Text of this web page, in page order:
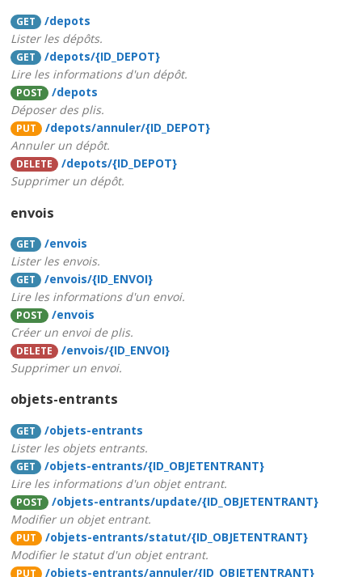
GET
/depots
Lister les dépôts.
GET
/depots/{ID_DEPOT}
Lire les informations d'un dépôt.
POST
/depots
Déposer des plis.
PUT
/depots/annuler/{ID_DEPOT}
Annuler un dépôt.
DELETE
/depots/{ID_DEPOT}
Supprimer un dépôt.
envois
GET
/envois
Lister les envois.
GET
/envois/{ID_ENVOI}
Lire les informations d'un envoi.
POST
/envois
Créer un envoi de plis.
DELETE
/envois/{ID_ENVOI}
Supprimer un envoi.
objets-entrants
GET
/objets-entrants
Lister les objets entrants.
GET
/objets-entrants/{ID_OBJETENTRANT}
Lire les informations d'un objet entrant.
POST
/objets-entrants/update/{ID_OBJETENTRANT}
Modifier un objet entrant.
PUT
/objets-entrants/statut/{ID_OBJETENTRANT}
Modifier le statut d'un objet entrant.
PUT
/objets-entrants/annuler/{ID_OBJETENTRANT}